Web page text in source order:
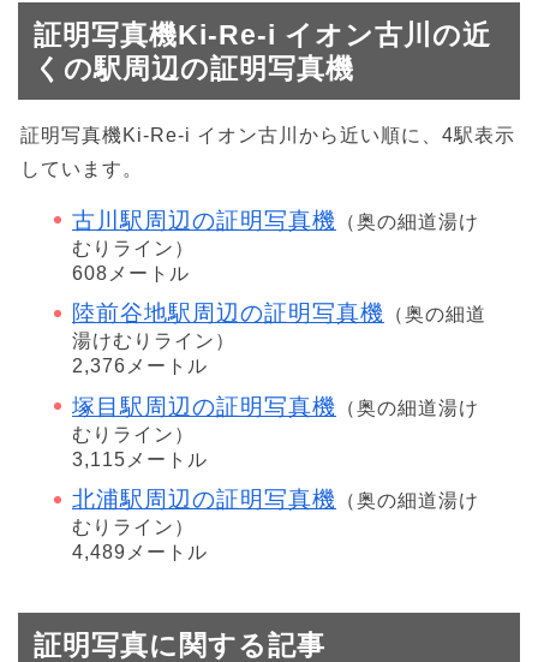
証明写真機Ki-Re-i イオン古川の近
くの駅周辺の証明写真機
証明写真機Ki-Re-i イオン古川から近い順に、4駅表示
しています。
古川駅周辺の証明写真機
（奥の細道湯け
むりライン）
608メートル
陸前谷地駅周辺の証明写真機
（奥の細道
湯けむりライン）
2,376メートル
塚目駅周辺の証明写真機
（奥の細道湯け
むりライン）
3,115メートル
北浦駅周辺の証明写真機
（奥の細道湯け
むりライン）
4,489メートル
証明写真に関する記事